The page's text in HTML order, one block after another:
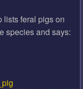
lists feral pigs on
species and says: